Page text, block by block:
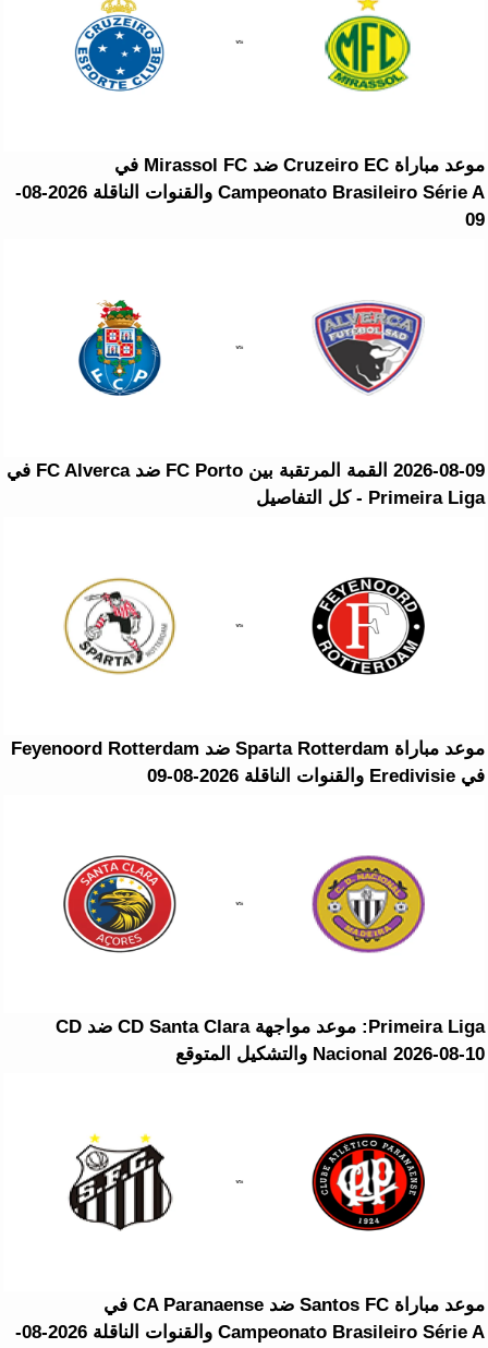
موعد مباراة Cruzeiro EC ضد Mirassol FC في
Campeonato Brasileiro Série A والقنوات الناقلة 2026-08-
09
2026-08-09 القمة المرتقبة بين FC Porto ضد FC Alverca في
Primeira Liga - كل التفاصيل
موعد مباراة Sparta Rotterdam ضد Feyenoord Rotterdam
في Eredivisie والقنوات الناقلة 2026-08-09
Primeira Liga: موعد مواجهة CD Santa Clara ضد CD
Nacional 2026-08-10 والتشكيل المتوقع
موعد مباراة Santos FC ضد CA Paranaense في
Campeonato Brasileiro Série A والقنوات الناقلة 2026-08-